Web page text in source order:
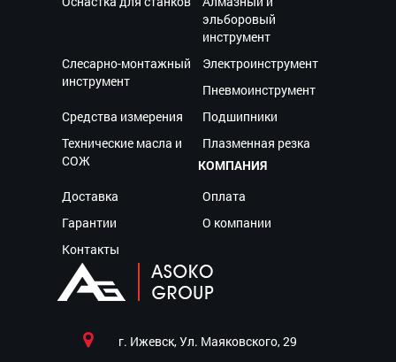
эльборовый
инструмент
Слесарно-монтажный
инструмент
Электроинструмент
Пневмоинструмент
Средства измерения
Подшипники
Технические масла и
СОЖ
Плазменная резка
КОМПАНИЯ
Доставка
Оплата
Гарантии
О компании
Контакты
г. Ижевск, Ул. Маяковского, 29